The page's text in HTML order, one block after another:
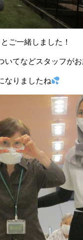
ご一緒しました！
いてなどスタッフが
なりましたね